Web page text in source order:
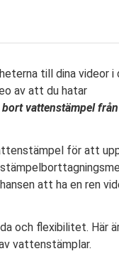
till dina videor i
av att du hatar
bort vattenstämpel
för att
att ha en ren
och flexibilitet. Här
vattenstämplar.